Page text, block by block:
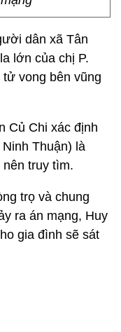
dân xã Tân
lớn của chị P.
vong bên vũng
Củ Chi xác định
Thuận) là
truy tìm.
trọ và chung
ra án mạng, Huy
gia đình sẽ sát